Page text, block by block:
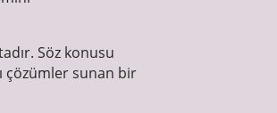
Söz konusu
çözümler sunan bir